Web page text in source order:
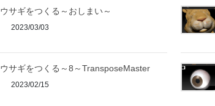
ウサギをつくる～おしまい～
2023/03/03
ウサギをつくる～8～TransposeMaster
2023/02/15